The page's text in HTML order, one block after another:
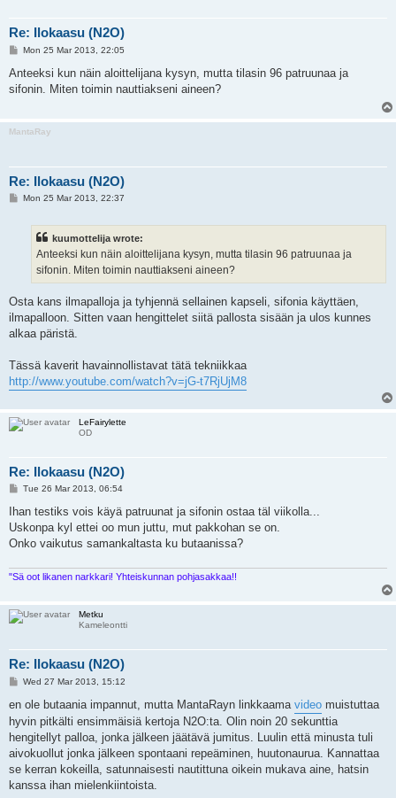
Re: Ilokaasu (N2O)
P
s
Mon 25 Mar 2013, 22:05
Anteeksi kun näin aloittelijana kysyn, mutta tilasin 96 patruunaa ja
sifonin. Miten toimin nauttiakseni aineen?
MantaRay
Re: Ilokaasu (N2O)
PMon 25 Mar 2013, 22:37
kuumottelija wrote:
Anteeksi kun näin aloittelijana kysyn, mutta tilasin 96 patruunaa ja
sifonin. Miten toimin nauttiakseni aineen?
Osta kans ilmapalloja ja tyhjennä sellainen kapseli, sifonia käyttäen,
ilmapalloon. Sitten vaan hengittelet siitä pallosta sisään ja ulos kunnes
alkaa päristä.
Tässä kaverit havainnollistavat tätä tekniikkaa
http://www.youtube.com/watch?v=jG-t7RjUjM8
LeFairylette
OD
Re: Ilokaasu (N2O)
P
s
Tue 26 Mar 2013, 06:54
Ihan testiks vois käyä patruunat ja sifonin ostaa täl viikolla...
Uskonpa kyl ettei oo mun juttu, mut pakkohan se on.
Onko vaikutus samankaltasta ku butaanissa?
"Sä oot likanen narkkari! Yhteiskunnan pohjasakkaa!!
Metku
Kameleontti
Re: Ilokaasu (N2O)
P
s
Wed 27 Mar 2013, 15:12
en ole butaania impannut, mutta MantaRayn linkkaama video muistuttaa
hyvin pitkälti ensimmäisiä kertoja N2O:ta. Olin noin 20 sekunttia
hengitellyt palloa, jonka jälkeen jäätävä jumitus. Luulin että minusta tuli
aivokuollut jonka jälkeen spontaani repeäminen, huutonaurua. Kannattaa
se kerran kokeilla, satunnaisesti nautittuna oikein mukava aine, hatsin
kanssa ihan mielenkiintoista.